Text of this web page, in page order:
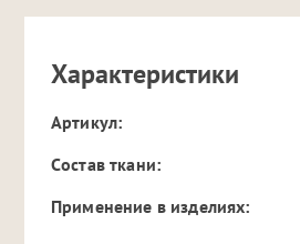
Характеристики
Артикул:
Cостав ткани:
Применение в изделиях: